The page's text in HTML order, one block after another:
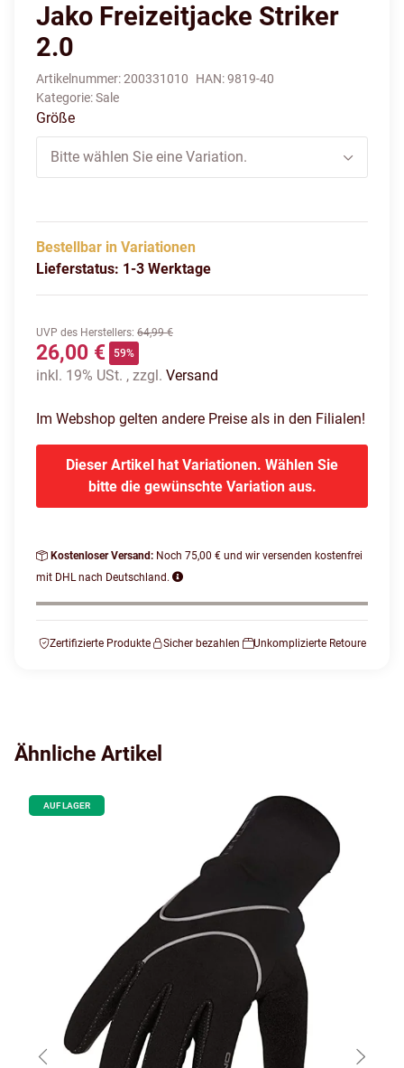
Jako Freizeitjacke Striker
2.0
Artikelnummer:200331010 HAN:9819-40
Kategorie:Sale
Größe
Bitte wählen Sie eine Variation.
Bestellbar in Variationen
Lieferstatus: 1-3 Werktage
UVP des Herstellers: 64,99 €
26,00 € 59%
inkl. 19% USt. , zzgl. Versand
Im Webshop gelten andere Preise als in den Filialen!
Dieser Artikel hat Variationen. Wählen Sie
bitte die gewünschte Variation aus.
Kostenloser Versand: Noch 75,00 € und wir versenden kostenfrei
mit DHL nach Deutschland.
Zertifizierte Produkte Sicher bezahlen Unkomplizierte Retoure
Ähnliche Artikel
AUF LAGER